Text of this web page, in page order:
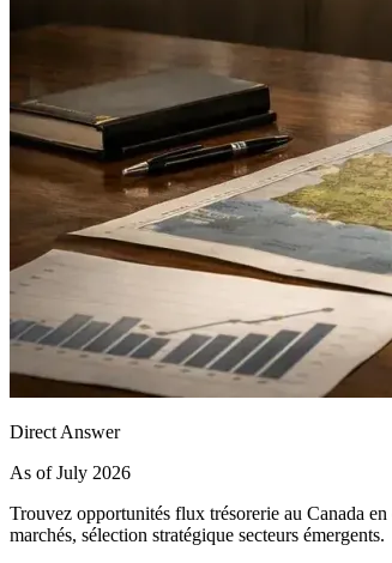
Direct Answer
As of July 2026
Trouvez opportunités flux trésorerie au Canada
marchés, sélection stratégique secteurs émergents.